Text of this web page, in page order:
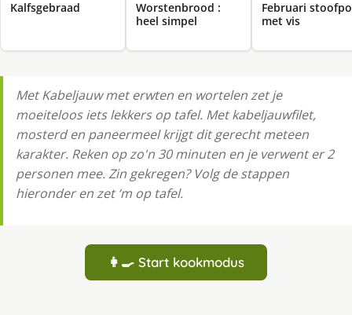
Kalfsgebraad
Worstenbrood :
heel simpel
Februari
met vis
Met Kabeljauw met erwten en wortelen zet je
moeiteloos iets lekkers op tafel. Met kabeljauwfilet,
mosterd en paneermeel krijgt dit gerecht meteen
karakter. Reken op zo'n 30 minuten en je verwent er 2
personen mee. Zin gekregen? Volg de stappen
hieronder en zet ‘m op tafel.
👩‍🍳 Start kookmodus